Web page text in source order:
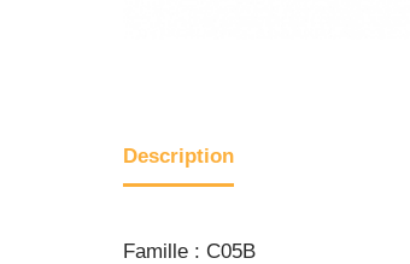
Description
Famille : C05B